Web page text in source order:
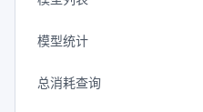
模型统计
总消耗查询